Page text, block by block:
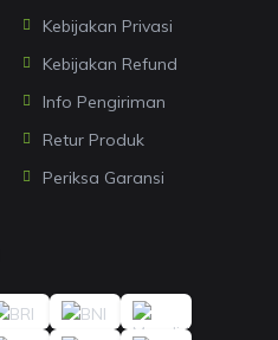
Kebijakan Privasi
Kebijakan Refund
Info Pengiriman
Retur Produk
Periksa Garansi